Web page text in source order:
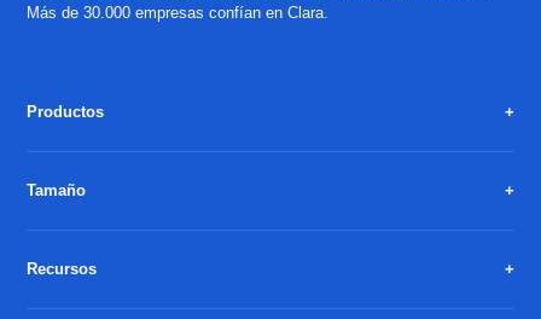
Más de 30.000 empresas confían en Clara.
Productos
Tamaño
Recursos